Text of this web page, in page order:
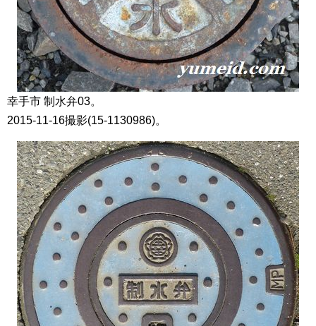
幸手市 制水弁03。
2015-11-16撮影(15-1130986)。